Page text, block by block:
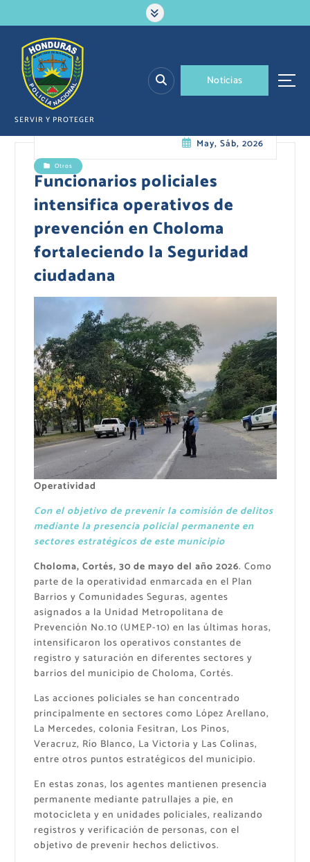
a
SERVIR Y PROTEGER
Noticias
May, Sáb, 2026
Otros
Funcionarios policiales
intensifica operativos de
prevención en Choloma
fortaleciendo la Seguridad
ciudadana
Operatividad
Con el objetivo de prevenir la comisión de delitos
mediante la presencia policial permanente en
sectores estratégicos de este municipio
Choloma, Cortés, 30 de mayo del año 2026. Como
parte de la operatividad enmarcada en el Plan
Barrios y Comunidades Seguras, agentes
asignados a la Unidad Metropolitana de
Prevención No.10 (UMEP-10) en las últimas horas,
intensificaron los operativos constantes de
registro y saturación en diferentes sectores y
barrios del municipio de Choloma, Cortés.
Las acciones policiales se han concentrado
principalmente en sectores como López Arellano,
La Mercedes, colonia Fesitran, Los Pinos,
Veracruz, Río Blanco, La Victoria y Las Colinas,
entre otros puntos estratégicos del municipio.
En estas zonas, los agentes mantienen presencia
permanente mediante patrullajes a pie, en
motocicleta y en unidades policiales, realizando
registros y verificación de personas, con el
objetivo de prevenir hechos delictivos.